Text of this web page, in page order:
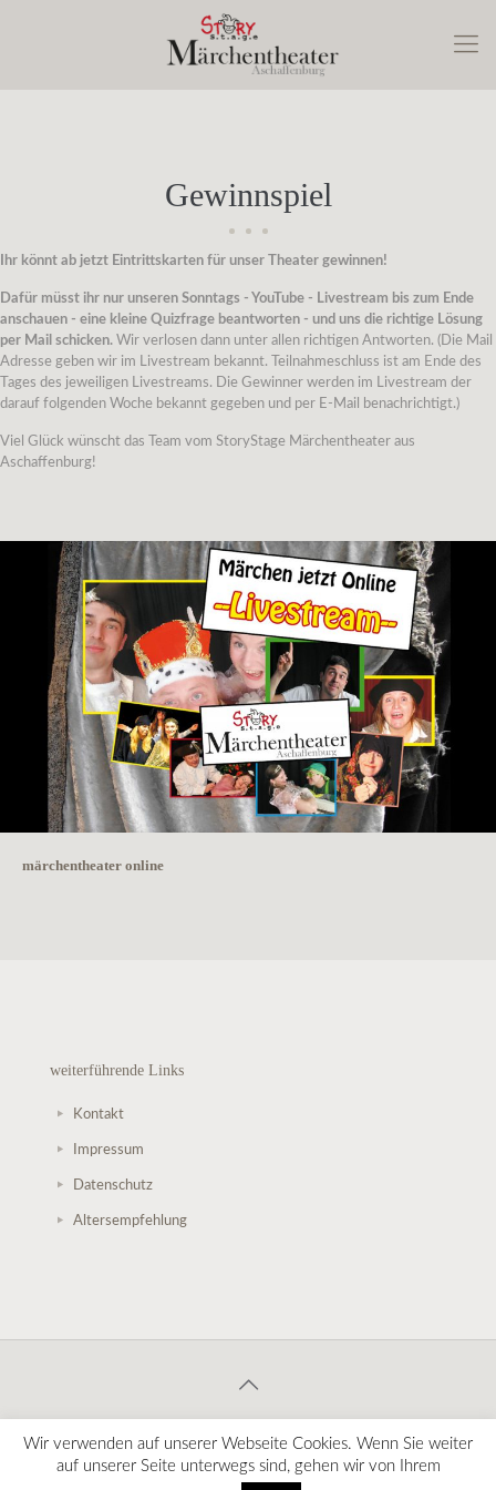
Gewinnspiel
Ihr könnt ab jetzt Eintrittskarten für unser Theater gewinnen!
Dafür müsst ihr nur unseren Sonntags - YouTube - Livestream bis zum Ende
anschauen - eine kleine Quizfrage beantworten - und uns die richtige Lösung
per Mail schicken. Wir verlosen dann unter allen richtigen Antworten. (Die Mail
Adresse geben wir im Livestream bekannt. Teilnahmeschluss ist am Ende des
Tages des jeweiligen Livestreams. Die Gewinner werden im Livestream der
darauf folgenden Woche bekannt gegeben und per E-Mail benachrichtigt.)
Viel Glück wünscht das Team vom StoryStage Märchentheater aus
Aschaffenburg!
märchentheater online
weiterführende Links
Kontakt
Impressum
Datenschutz
Altersempfehlung
© 2020 StoryStage Märchentheater. Alle Rechte vorbehalten.
Alle Angaben ohne Gewähr. Änderungen vorbehalten!
Wir verwenden auf unserer Webseite Cookies. Wenn Sie weiter
auf unserer Seite unterwegs sind, gehen wir von Ihrem